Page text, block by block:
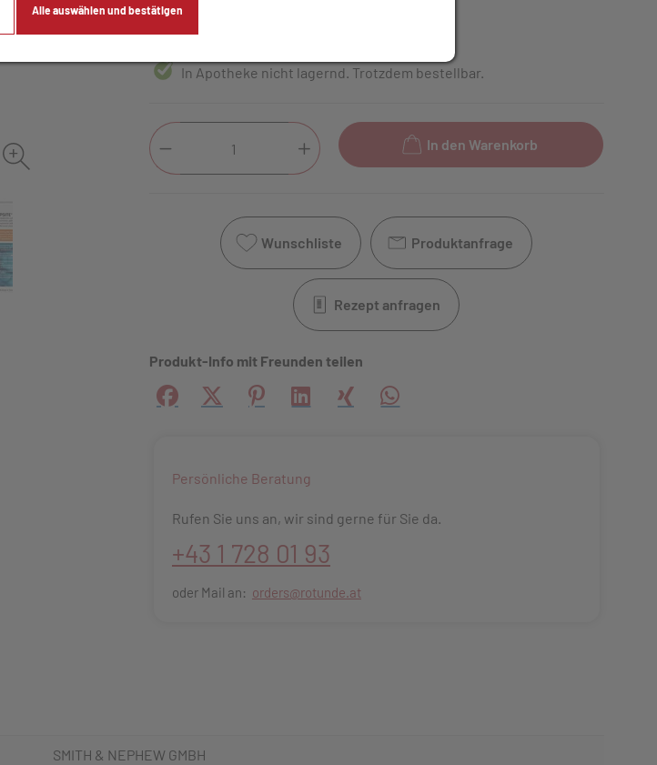
In Apotheke nicht lagernd. Trotzdem bestellbar.
In den Warenkorb
Wunschliste Produktanfrage
Rezept anfragen
Produkt-Info mit Freunden teilen
Facebook
X PinterestLinkedInXing WhatsApp
Persönliche Beratung
Rufen Sie uns an, wir sind gerne für Sie da.
+43 1 728 01 93
oder Mail an: orders@rotunde.at
SMITH & NEPHEW GMBH
Alle auswählen und bestätigen